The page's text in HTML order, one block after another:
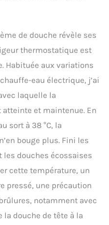
de douche révèle ses
thermostatique est
Habituée aux variations
eau électrique, j’ai
laquelle la
et maintenue. En
sort à 38 °C, la
bouge plus. Fini les
douches écossaises
cette température, un
pressé, une précaution
notamment avec
la douche de tête à la